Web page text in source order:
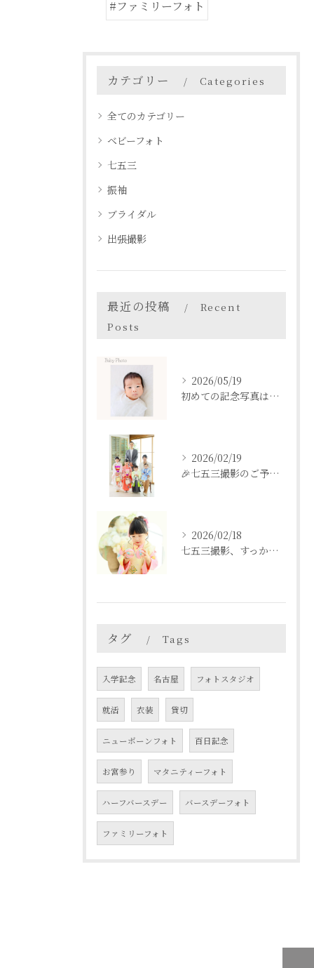
#ファミリーフォト
カテゴリー Categories
全てのカテゴリー
ベビーフォト
七五三
振袖
ブライダル
出張撮影
最近の投稿
Recent
Posts
2026/05/19
初めての記念写真はは、DEAR STUDIOで。
2026/02/19
🎉七五三撮影のご予約をご検討中の方へ🎉
2026/02/18
七五三撮影、すっかり忘れてた💦という方も
タグ Tags
入学記念 名古屋 フォトスタジオ
就活 衣装 貸切
ニューボーンフォト 百日記念
お宮参り マタニティーフォト
ハーフバースデー バースデーフォト
ファミリーフォト